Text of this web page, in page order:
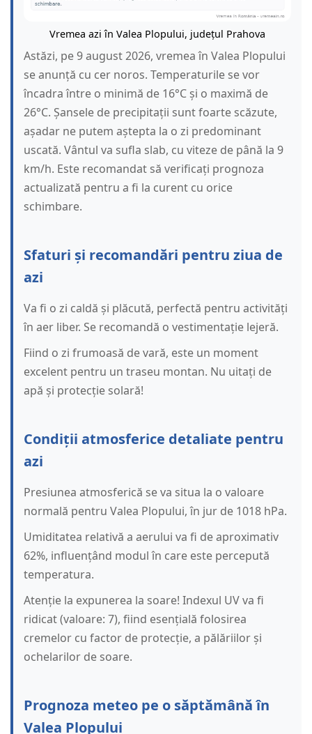
Vremea azi în Valea Plopului, județul Prahova
Astăzi, pe 9 august 2026, vremea în Valea Plopului
se anunță cu cer noros. Temperaturile se vor
încadra între o minimă de 16°C și o maximă de
26°C. Șansele de precipitații sunt foarte scăzute,
așadar ne putem aștepta la o zi predominant
uscată. Vântul va sufla slab, cu viteze de până la 9
km/h. Este recomandat să verificați prognoza
actualizată pentru a fi la curent cu orice
schimbare.
Sfaturi și recomandări pentru ziua de
azi
Va fi o zi caldă și plăcută, perfectă pentru activități
în aer liber. Se recomandă o vestimentație lejeră.
Fiind o zi frumoasă de vară, este un moment
excelent pentru un traseu montan. Nu uitați de
apă și protecție solară!
Condiții atmosferice detaliate pentru
azi
Presiunea atmosferică se va situa la o valoare
normală pentru Valea Plopului, în jur de 1018 hPa.
Umiditatea relativă a aerului va fi de aproximativ
62%, influențând modul în care este percepută
temperatura.
Atenție la expunerea la soare! Indexul UV va fi
ridicat (valoare: 7), fiind esențială folosirea
cremelor cu factor de protecție, a pălăriilor și
ochelarilor de soare.
Prognoza meteo pe o săptămână în
Valea Plopului